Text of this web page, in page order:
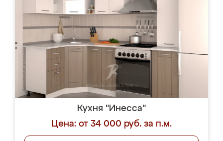
Кухня "Инесса"
Цена: от 34 000 руб. за п.м.